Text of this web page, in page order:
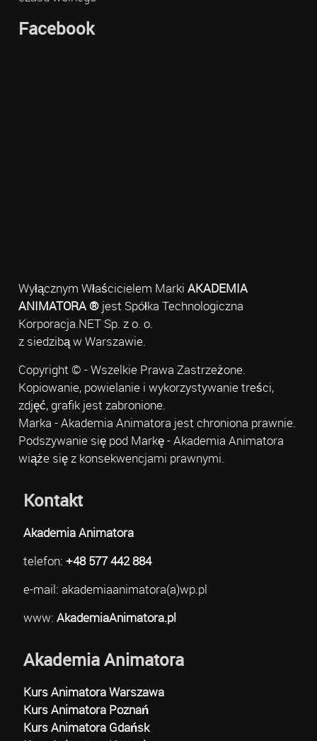
Facebook
Wyłącznym Właścicielem Marki AKADEMIA
ANIMATORA ®jest Spółka Technologiczna
Korporacja.NET Sp. z o. o.
z siedzibą w Warszawie.
Copyright © - Wszelkie Prawa Zastrzeżone.
Kopiowanie, powielanie i wykorzystywanie treści,
zdjęć, grafik jest zabronione.
Marka - Akademia Animatora jest chroniona prawnie.
Podszywanie się pod Markę - Akademia Animatora
wiąże się z konsekwencjami prawnymi.
Kontakt
Akademia Animatora
telefon: +48 577 442 884
e-mail: akademiaanimatora(a)wp.pl
www: AkademiaAnimatora.pl
Akademia Animatora
Kurs Animatora Warszawa
Kurs Animatora Poznań
Kurs Animatora Gdańsk